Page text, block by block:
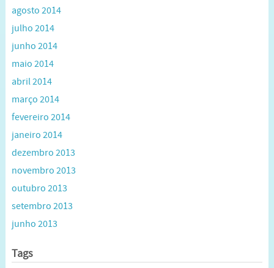
agosto 2014
julho 2014
junho 2014
maio 2014
abril 2014
março 2014
fevereiro 2014
janeiro 2014
dezembro 2013
novembro 2013
outubro 2013
setembro 2013
junho 2013
Tags